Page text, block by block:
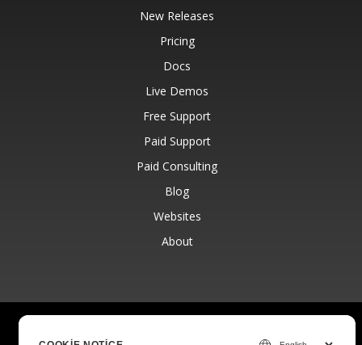
New Releases
Pricing
Docs
Live Demos
Free Support
Paid Support
Paid Consulting
Blog
Websites
About
Privacy Policy